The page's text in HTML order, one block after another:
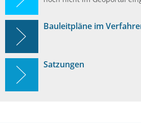
Bauleitpläne im
Satzungen